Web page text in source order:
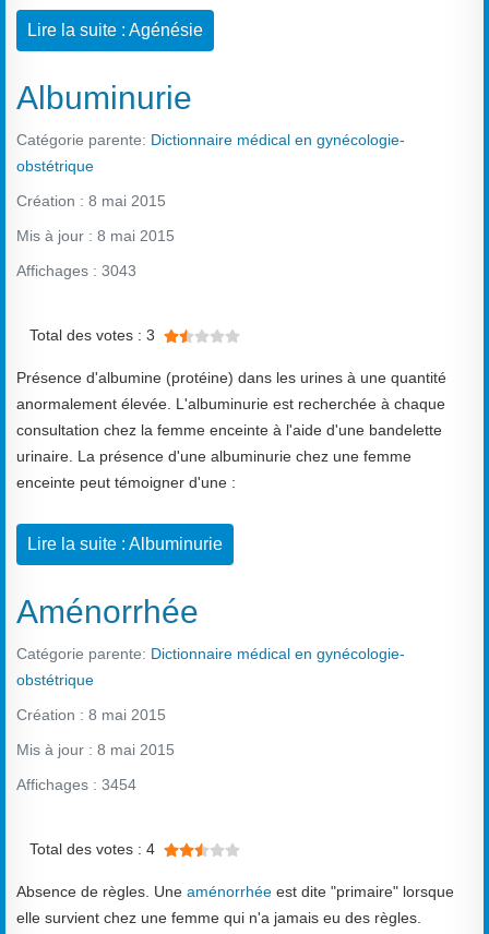
Lire la suite : Agénésie
Albuminurie
Catégorie parente: Dictionnaire médical en gynécologie-
obstétrique
Création : 8 mai 2015
Mis à jour : 8 mai 2015
Affichages : 3043
Total des votes : 3
Présence d'albumine (protéine) dans les urines à une quantité
anormalement élevée. L'albuminurie est recherchée à chaque
consultation chez la femme enceinte à l'aide d'une bandelette
urinaire. La présence d'une albuminurie chez une femme
enceinte peut témoigner d'une :
Lire la suite : Albuminurie
Aménorrhée
Catégorie parente: Dictionnaire médical en gynécologie-
obstétrique
Création : 8 mai 2015
Mis à jour : 8 mai 2015
Affichages : 3454
Total des votes : 4
Absence de règles. Une aménorrhée est dite "primaire" lorsque
elle survient chez une femme qui n'a jamais eu des règles.